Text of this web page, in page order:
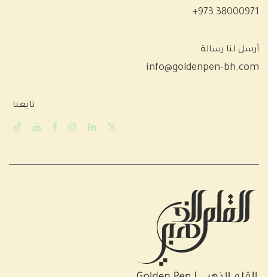
+973 38000971
أرسل لنا رسالة
info@goldenpen-bh.com
تابعنا